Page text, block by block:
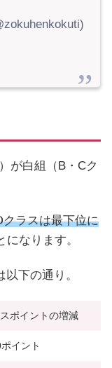
が白組（B・Cク
ラスは最下位に
になります。
下の通り。
ポイントの増減
ポイント